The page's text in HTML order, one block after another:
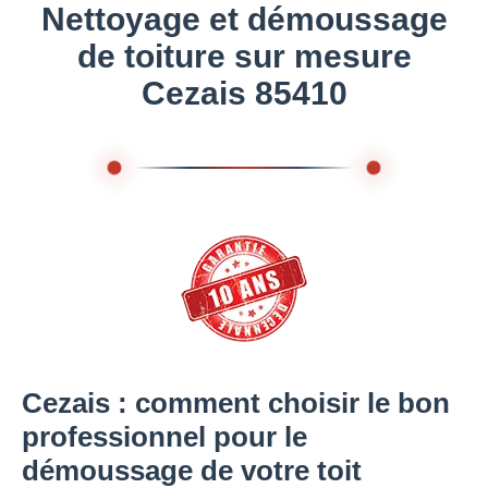
Nettoyage et démoussage
de toiture sur mesure
Cezais 85410
Cezais : comment choisir le bon
professionnel pour le
démoussage de votre toit